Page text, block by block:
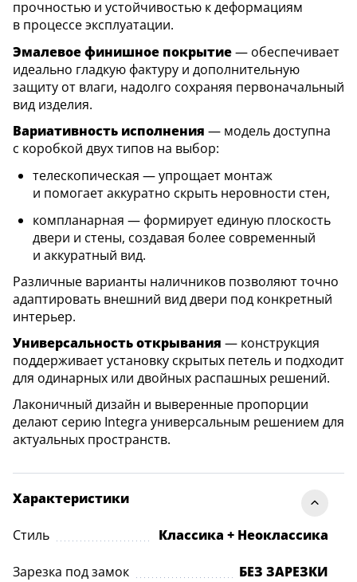
прочностью и устойчивостью к деформациям
в процессе эксплуатации.
Эмалевое финишное покрытие— обеспечивает
идеально гладкую фактуру и дополнительную
защиту от влаги, надолго сохраняя первоначальный
вид изделия.
Вариативность исполнения — модель доступна
с коробкой двух типов на выбор:
телескопическая — упрощает монтаж
и помогает аккуратно скрыть неровности стен,
компланарная — формирует единую плоскость
двери и стены, создавая более современный
и аккуратный вид.
Различные варианты наличников позволяют точно
адаптировать внешний вид двери под конкретный
интерьер.
Универсальность открывания — конструкция
поддерживает установку скрытых петель и подходит
для одинарных или двойных распашных решений.
Лаконичный дизайн и выверенные пропорции
делают серию Integra универсальным решением для
актуальных пространств.
Характеристики
Стиль Классика + Неоклассика
Зарезка под замок БЕЗ ЗАРЕЗКИ